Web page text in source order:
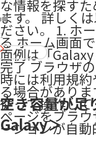
な情報を探す
ます。 詳しく
ださい。 1. ホ
る ホーム画面
面例は「
完了 ブラウザ
時には利用規
る場合があり
従って操作し
ページをブラ
ーションが自
1
空き容量が足
Galaxy＞